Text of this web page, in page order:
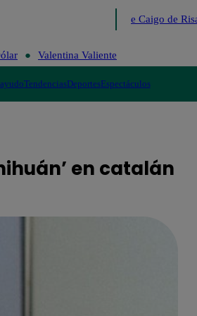
Me Caigo de Risa
Valentina Valiente
TendenciasDeportesEspectáculos
en catalán